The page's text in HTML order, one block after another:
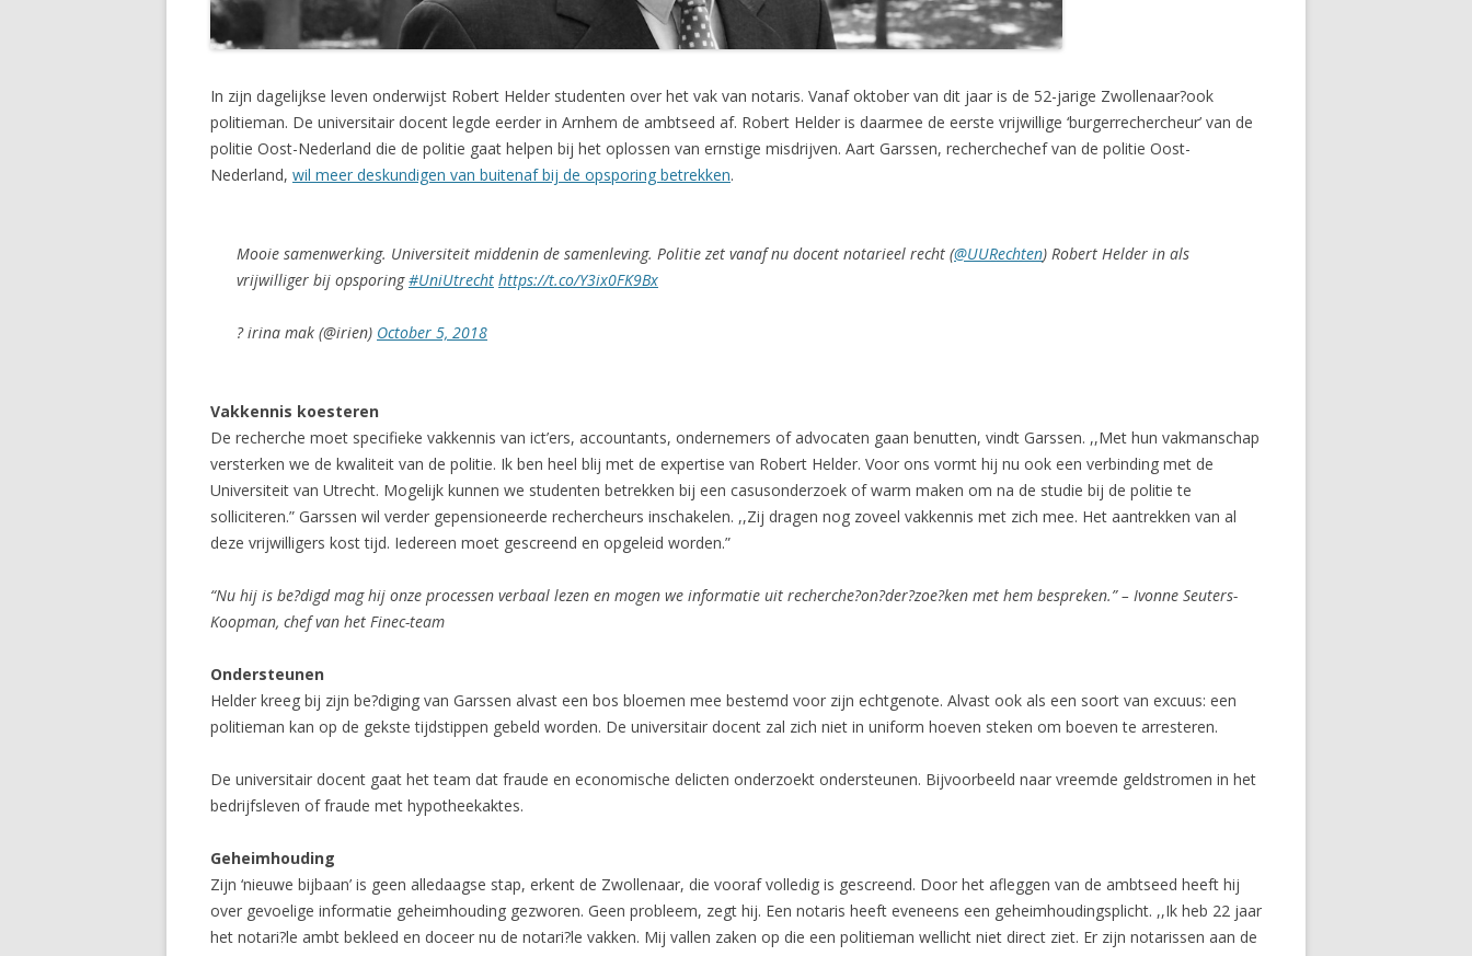
In zijn dagelijkse leven onderwijst Robert Helder studenten over het vak van notaris. Vanaf oktober van dit jaar is de 52-jarige Zwollenaar?ook
politieman. De universitair docent legde eerder in Arnhem de ambtseed af. Robert Helder is daarmee de eerste vrijwillige ‘burgerrechercheur’ van de
politie Oost-Nederland die de politie gaat helpen bij het oplossen van ernstige misdrijven. Aart Garssen, recherchechef van de politie Oost-
Nederland, wil meer deskundigen van buitenaf bij de opsporing betrekken.
Mooie samenwerking. Universiteit middenin de samenleving. Politie zet vanaf nu docent notarieel recht (@UURechten) Robert Helder in als
vrijwilliger bij opsporing#UniUtrecht https://t.co/Y3ix0FK9Bx
? irina mak (@irien) October 5, 2018
Vakkennis koesteren
De recherche moet specifieke vakkennis van ict’ers, accountants, ondernemers of advocaten gaan benutten, vindt Garssen. ,,Met hun vakmanschap
versterken we de kwaliteit van de politie. Ik ben heel blij met de expertise van Robert Helder. Voor ons vormt hij nu ook een verbinding met de
Universiteit van Utrecht. Mogelijk kunnen we studenten betrekken bij een casusonderzoek of warm maken om na de studie bij de politie te
solliciteren.” Garssen wil verder gepensioneerde rechercheurs inschakelen. ,,Zij dragen nog zoveel vakkennis met zich mee. Het aantrekken van al
deze vrijwilligers kost tijd. Iedereen moet gescreend en opgeleid worden.”
“Nu hij is be?digd mag hij onze processen verbaal lezen en mogen we informatie uit recherche?on?der?zoe?ken met hem bespreken.” – Ivonne Seuters-
Koopman, chef van het Finec-team
Ondersteunen
Helder kreeg bij zijn be?diging van Garssen alvast een bos bloemen mee bestemd voor zijn echtgenote. Alvast ook als een soort van excuus: een
politieman kan op de gekste tijdstippen gebeld worden. De universitair docent zal zich niet in uniform hoeven steken om boeven te arresteren.
De universitair docent gaat het team dat fraude en economische delicten onderzoekt ondersteunen. Bijvoorbeeld naar vreemde geldstromen in het
bedrijfsleven of fraude met hypotheekaktes.
Geheimhouding
Zijn ‘nieuwe bijbaan’ is geen alledaagse stap, erkent de Zwollenaar, die vooraf volledig is gescreend. Door het afleggen van de ambtseed heeft hij
over gevoelige informatie geheimhouding gezworen. Geen probleem, zegt hij. Een notaris heeft eveneens een geheimhoudingsplicht. ,,Ik heb 22 jaar
het notari?le ambt bekleed en doceer nu de notari?le vakken. Mij vallen zaken op die een politieman wellicht niet direct ziet. Er zijn notarissen aan de